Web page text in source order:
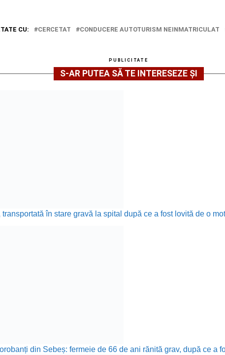
CU: CERCETAT CONDUCERE AUTOTURISM NEINMATRICULAT
PUBLICITATE
S-AR PUTEA SĂ TE INTERESEZE ȘI
în stare gravă la spital după ce a fost lovită de o
din Sebeș: fermeie de 66 de ani rănită grav, după ce a